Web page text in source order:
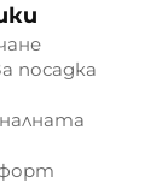
посадка